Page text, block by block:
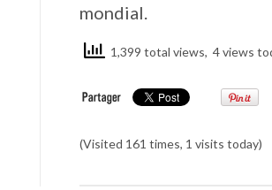
mondial.
1,399 total views, 4 views
(Visited 161 times, 1 visits today)